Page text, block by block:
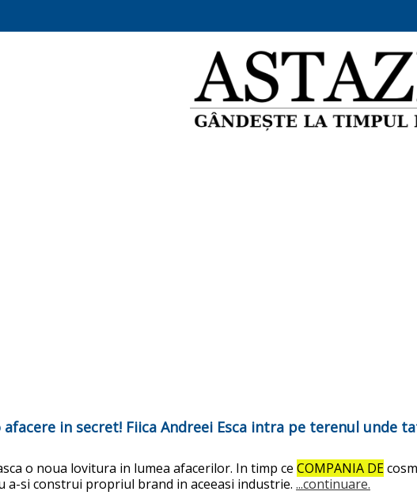
in secret! Fiica Andreei Esca intra pe terenul unde
o noua lovitura in lumea afacerilor. In timp ce COMPANIA DE
a-si construi propriul brand in aceeasi industrie. ...continuare.